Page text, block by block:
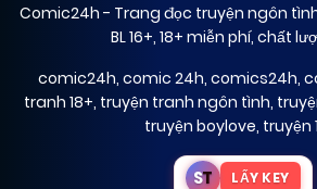
Comic24h - Trang đọc truyện ngôn
BL 16+, 18+ miễn phí, chất
comic24h, comic 24h, comics24h,
tranh 18+, truyện tranh ngôn tình,
truyện boylove, truyện
ST LẤY KEY